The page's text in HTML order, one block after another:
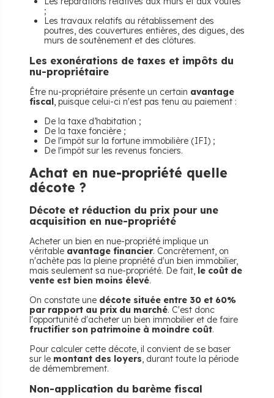
;
Les travaux relatifs au rétablissement des
poutres, des couvertures entières, des digues, des
murs de soutènement et des clôtures.
Les exonérations de taxes et impôts du
nu-propriétaire
Être nu-propriétaire présente un certain avantage
fiscal, puisque celui-ci n'est pas tenu au paiement :
De la taxe d’habitation ;
De la taxe foncière ;
De l'impôt sur la fortune immobilière (IFI) ;
De l'impôt sur les revenus fonciers.
Achat en nue-propriété quelle
décote ?
Décote et réduction du prix pour une
acquisition en nue-propriété
Acheter un bien en nue-propriété implique un
véritable avantage financier. Concrètement, on
n'achète pas la pleine propriété d'un bien immobilier,
mais seulement sa nue-propriété. De fait, le coût de
vente est bien moins élevé.
On constate une décote située entre 30 et 60%
par rapport au prix du marché. C'est donc
l'opportunité d'acheter un bien immobilier et de faire
fructifier son patrimoine à moindre coût.
Pour calculer cette décote, il convient de se baser
sur le montant des loyers, durant toute la période
de démembrement.
Non-application du barème fiscal